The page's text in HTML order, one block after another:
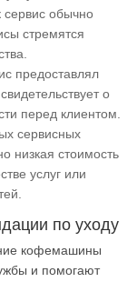
сервис обычно
стремятся
предоставлял
о
перед клиентом.
сервисных
низкая стоимость
услуг или
по уходу
кофемашины
и помогают